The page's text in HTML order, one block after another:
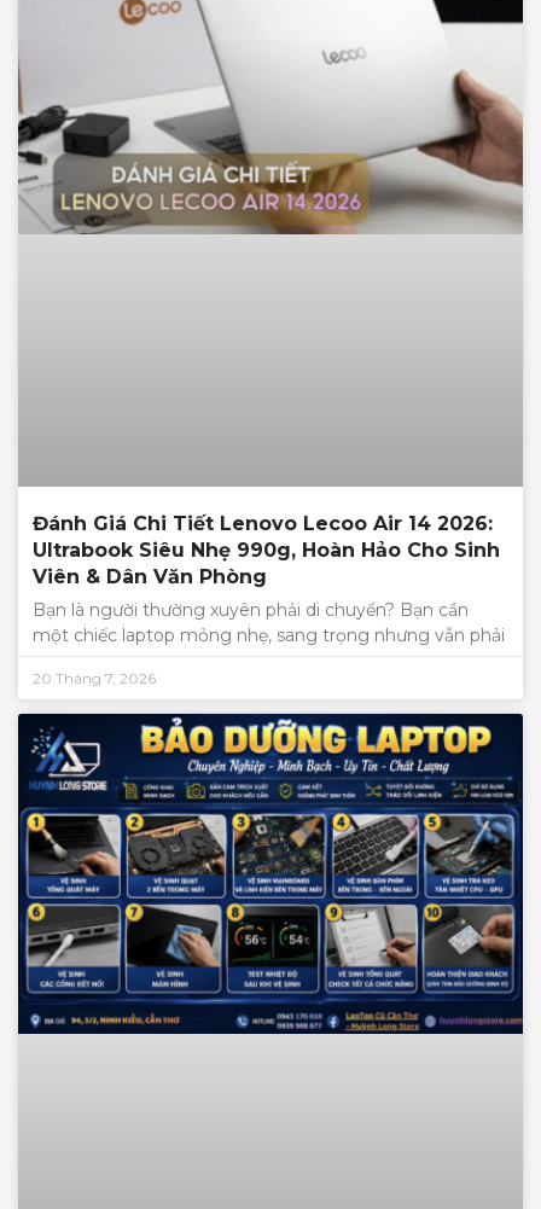
Đánh Giá Chi Tiết Lenovo Lecoo Air 14 2026:
Ultrabook Siêu Nhẹ 990g, Hoàn Hảo Cho Sinh
Viên & Dân Văn Phòng
Bạn là người thường xuyên phải di chuyển? Bạn cần
một chiếc laptop mỏng nhẹ, sang trọng nhưng vẫn phải
20 Tháng 7, 2026